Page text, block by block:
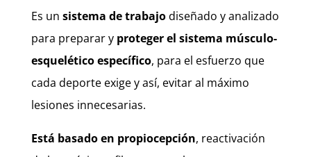
Es un sistema de trabajodiseñado y analizado
para preparar y proteger el sistema músculo-
esquelético específico, para el esfuerzo que
cada deporte exige y así, evitar al máximo
lesiones innecesarias.
Está basado en propiocepción, reactivación